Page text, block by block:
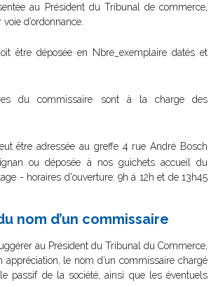
au Président du Tribunal de commerce,
d’ordonnance.
être déposée en Nbre_exemplaire datés et
du commissaire sont à la charge des
être adressée au greffe 4 rue André Bosch
ou déposée à nos guichets accueil du
- horaires d'ouverture: 9h à 12h et de 13h45
nom d’un commissaire
au Président du Tribunal du Commerce,
appréciation, le nom d’un commissaire chargé
passif de la société, ainsi que les éventuels